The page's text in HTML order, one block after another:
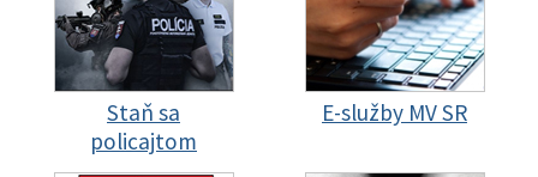
Staň sa
policajtom
E-služby MV SR